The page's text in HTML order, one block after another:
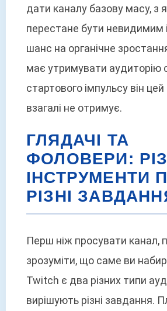
дати каналу базову масу, з
перестане бути невидимим
шанс на органічне
має утримувати аудиторію
стартового імпульсу він
взагалі не отримує.
ГЛЯДАЧІ ТА
ФОЛОВЕРИ:
ІНСТРУМЕНТИ
РІЗНІ
Перш ніж просувати канал,
зрозуміти, що саме ви
Twitch є два різних типи
вирішують різні завдання.